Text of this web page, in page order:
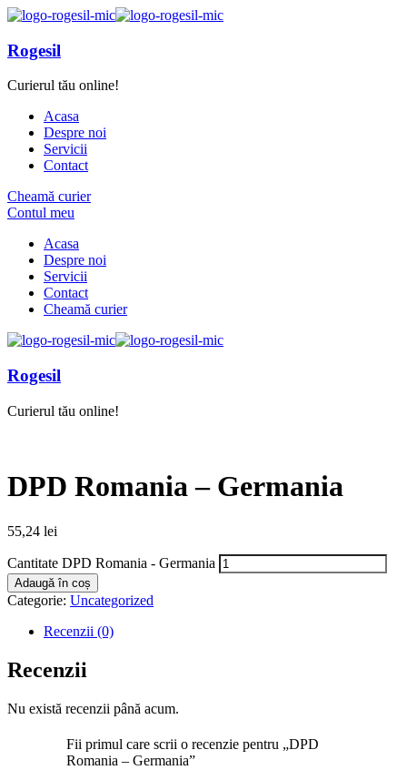
Rogesil
Curierul tău online!
Acasa
Despre noi
Servicii
Contact
Cheamă curier
Contul meu
Acasa
Despre noi
Servicii
Contact
Cheamă curier
Rogesil
Curierul tău online!
DPD Romania – Germania
55,24 lei
Cantitate DPD Romania - Germania
Adaugă în coș
Categorie: Uncategorized
Recenzii (0)
Recenzii
Nu există recenzii până acum.
Fii primul care scrii o recenzie pentru „DPD
Romania – Germania”